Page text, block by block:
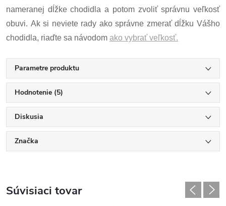
nameranej dĺžke chodidla a potom zvoliť správnu veľkosť
obuvi. Ak si neviete rady ako správne zmerať dĺžku Vášho
chodidla, riaďte sa návodom ako vybrať veľkosť.
Parametre produktu
Hodnotenie (5)
Diskusia
Značka
Súvisiaci tovar